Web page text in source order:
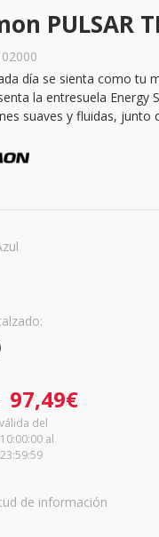
PULSAR
día se sienta como tu
la entresuela Energy
suaves y fluidas, junto
97,49€
del
al
de información